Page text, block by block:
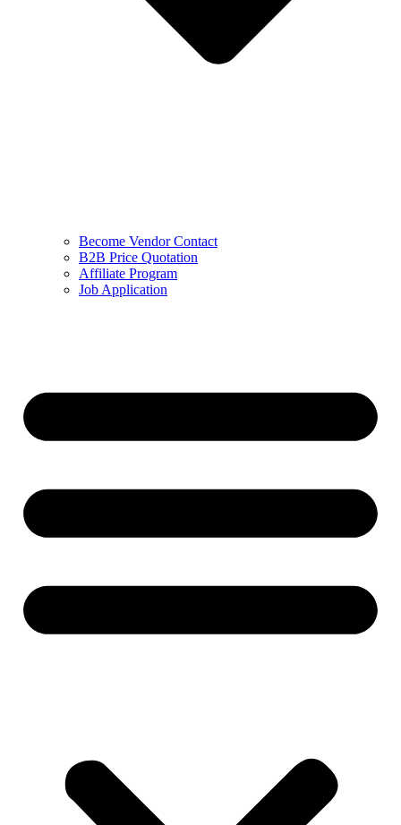
Become Vendor Contact
B2B Price Quotation
Affiliate Program
Job Application